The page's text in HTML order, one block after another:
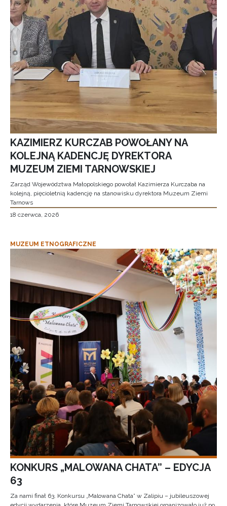
KAZIMIERZ KURCZAB POWOŁANY NA
KOLEJNĄ KADENCJĘ DYREKTORA
MUZEUM ZIEMI TARNOWSKIEJ
Zarząd Województwa Małopolskiego powołał Kazimierza Kurczaba na
kolejną, pięcioletnią kadencję na stanowisku dyrektora Muzeum Ziemi
Tarnows
18 czerwca, 2026
MUZEUM ETNOGRAFICZNE
KONKURS „MALOWANA CHATA” – EDYCJA
63
Za nami finał 63. Konkursu „Malowana Chata” w Zalipiu – jubileuszowej